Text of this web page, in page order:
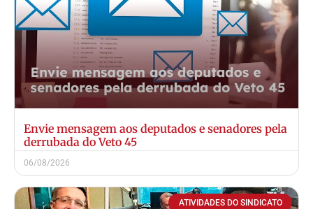
Envie mensagem aos deputados e senadores pela
derrubada do Veto 45
06/08/2026
ATIVIDADES DO SINDICATO